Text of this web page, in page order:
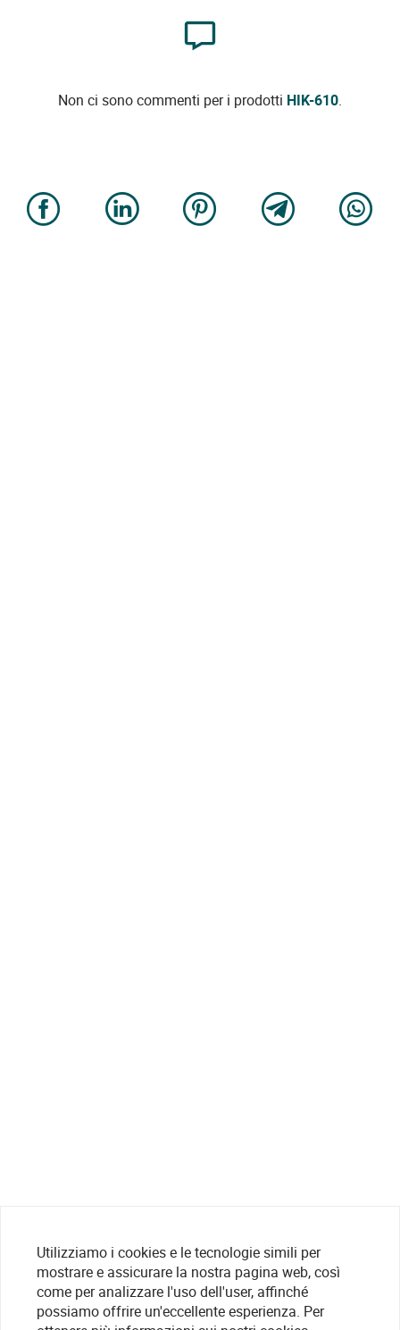
Non ci sono commenti per i prodotti HIK-610.
Utilizziamo i cookies e le tecnologie simili per
mostrare e assicurare la nostra pagina web, così
come per analizzare l'uso dell'user, affinché
possiamo offrire un'eccellente esperienza. Per